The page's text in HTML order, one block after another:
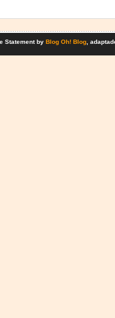
Statement by Blog Oh! Blog,